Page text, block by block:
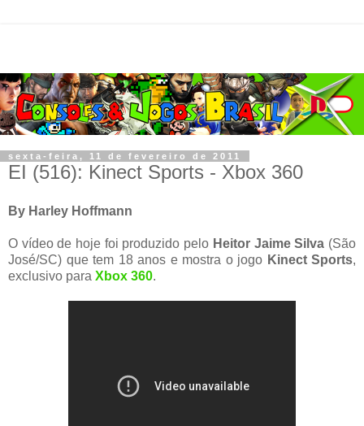
sexta-feira, 11 de fevereiro de 2011
EI (516): Kinect Sports - Xbox 360
By Harley Hoffmann
O vídeo de hoje foi produzido pelo Heitor Jaime Silva (São
José/SC) que tem 18 anos e mostra o jogo Kinect Sports,
exclusivo para Xbox 360.